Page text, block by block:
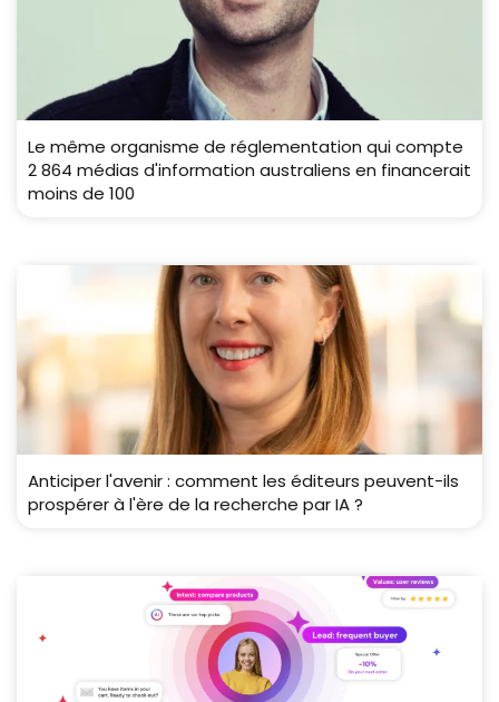
Le même organisme de réglementation qui compte
2 864 médias d'information australiens en financerait
moins de 100
Anticiper l'avenir : comment les éditeurs peuvent-ils
prospérer à l'ère de la recherche par IA ?